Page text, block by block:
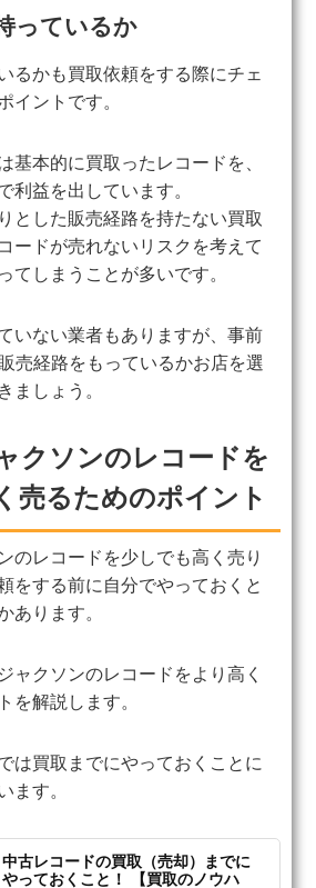
っているか
るかも買取依頼をする際にチェ
イントです。
基本的に買取ったレコードを、
利益を出しています。
とした販売経路を持たない買取
ードが売れないリスクを考えて
てしまうことが多いです。
いない業者もありますが、事前
売経路をもっているかお店を選
ましょう。
クソンのレコードを
売るためのポイント
のレコードを少しでも高く売り
をする前に自分でやっておくと
あります。
ャクソンのレコードをより高く
を解説します。
は買取までにやっておくことに
ます。
中古レコードの買取（売却）までに
やっておくこと！ 【買取のノウハ